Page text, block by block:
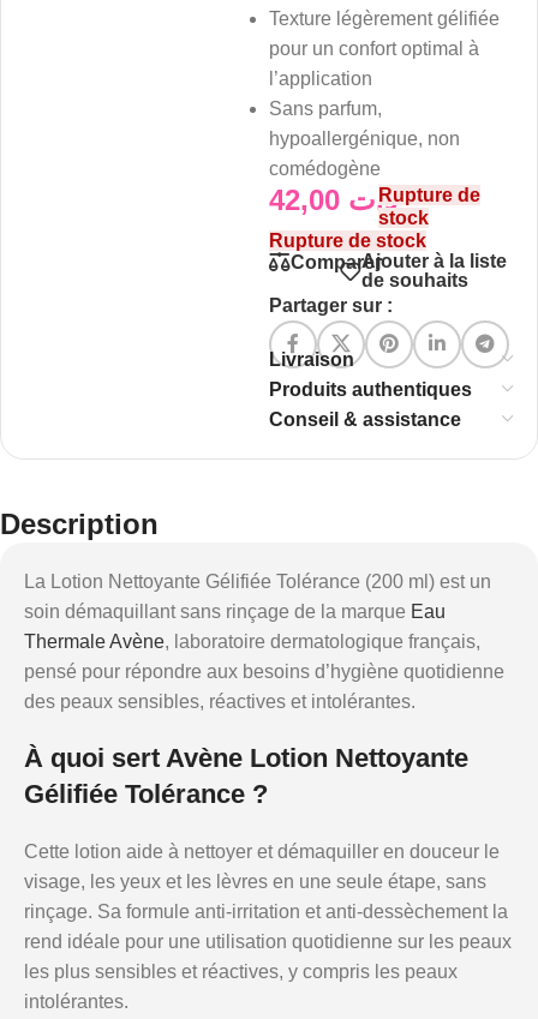
Texture légèrement gélifiée
pour un confort optimal à
l’application
Sans parfum,
hypoallergénique, non
comédogène
د.تRupture de
stock
Rupture de stock
ComparerAjouter à la liste
de souhaits
Partager sur :
Livraison
Produits authentiques
Conseil & assistance
Description
La Lotion Nettoyante Gélifiée Tolérance (200 ml) est un
soin démaquillant sans rinçage de la marque Eau
Thermale Avène, laboratoire dermatologique français,
pensé pour répondre aux besoins d’hygiène quotidienne
des peaux sensibles, réactives et intolérantes.
À quoi sert Avène Lotion Nettoyante
Gélifiée Tolérance ?
Cette lotion aide à nettoyer et démaquiller en douceur le
visage, les yeux et les lèvres en une seule étape, sans
rinçage. Sa formule anti-irritation et anti-dessèchement la
rend idéale pour une utilisation quotidienne sur les peaux
les plus sensibles et réactives, y compris les peaux
intolérantes.